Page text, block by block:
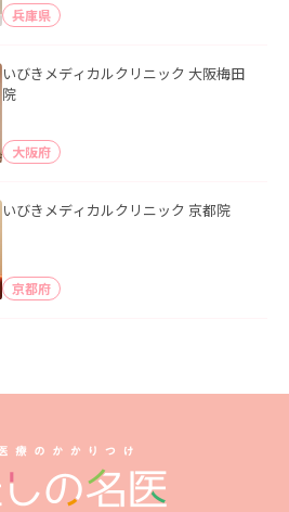
兵庫県
いびきメディカルクリニック 大阪梅田
院
大阪府
いびきメディカルクリニック 京都院
京都府